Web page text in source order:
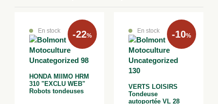
En stock
HONDA MIIMO HRM
310 "EXCLU WEB"
Robots tondeuses
-22%
En stock
VERTS LOISIRS
Tondeuse
autoportée VL 28
-10%